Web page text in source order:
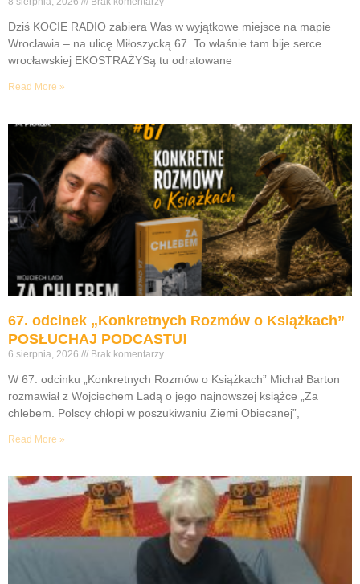
Dziś KOCIE RADIO zabiera Was w wyjątkowe miejsce na mapie
Wrocławia – na ulicę Miłoszycką 67. To właśnie tam bije serce
wrocławskiej EKOSTRAŻYSą tu odratowane
Read More »
67. odcinek „Konkretnych Rozmów o Książkach”
POSŁUCHAJ PODCASTU!
6 sierpnia, 2026 Brak komentarzy
W 67. odcinku „Konkretnych Rozmów o Książkach” Michał Barton
rozmawiał z Wojciechem Ladą o jego najnowszej książce „Za
chlebem. Polscy chłopi w poszukiwaniu Ziemi Obiecanej”,
Read More »